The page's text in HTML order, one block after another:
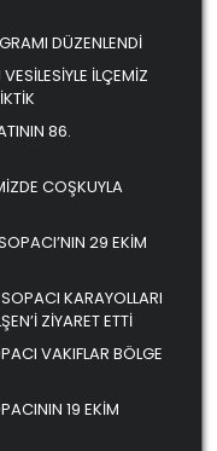
DÜZENLENDİ
İLÇEMİZ
86.
COŞKUYLA
29 EKİM
KARAYOLLARI
ZİYARET ETTİ
VAKIFLAR BÖLGE
19 EKİM